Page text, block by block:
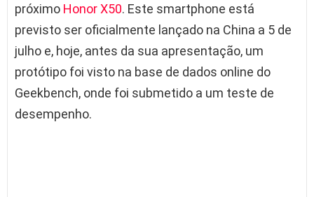
próximo Honor X50. Este smartphone está
previsto ser oficialmente lançado na China a 5 de
julho e, hoje, antes da sua apresentação, um
protótipo foi visto na base de dados online do
Geekbench, onde foi submetido a um teste de
desempenho.